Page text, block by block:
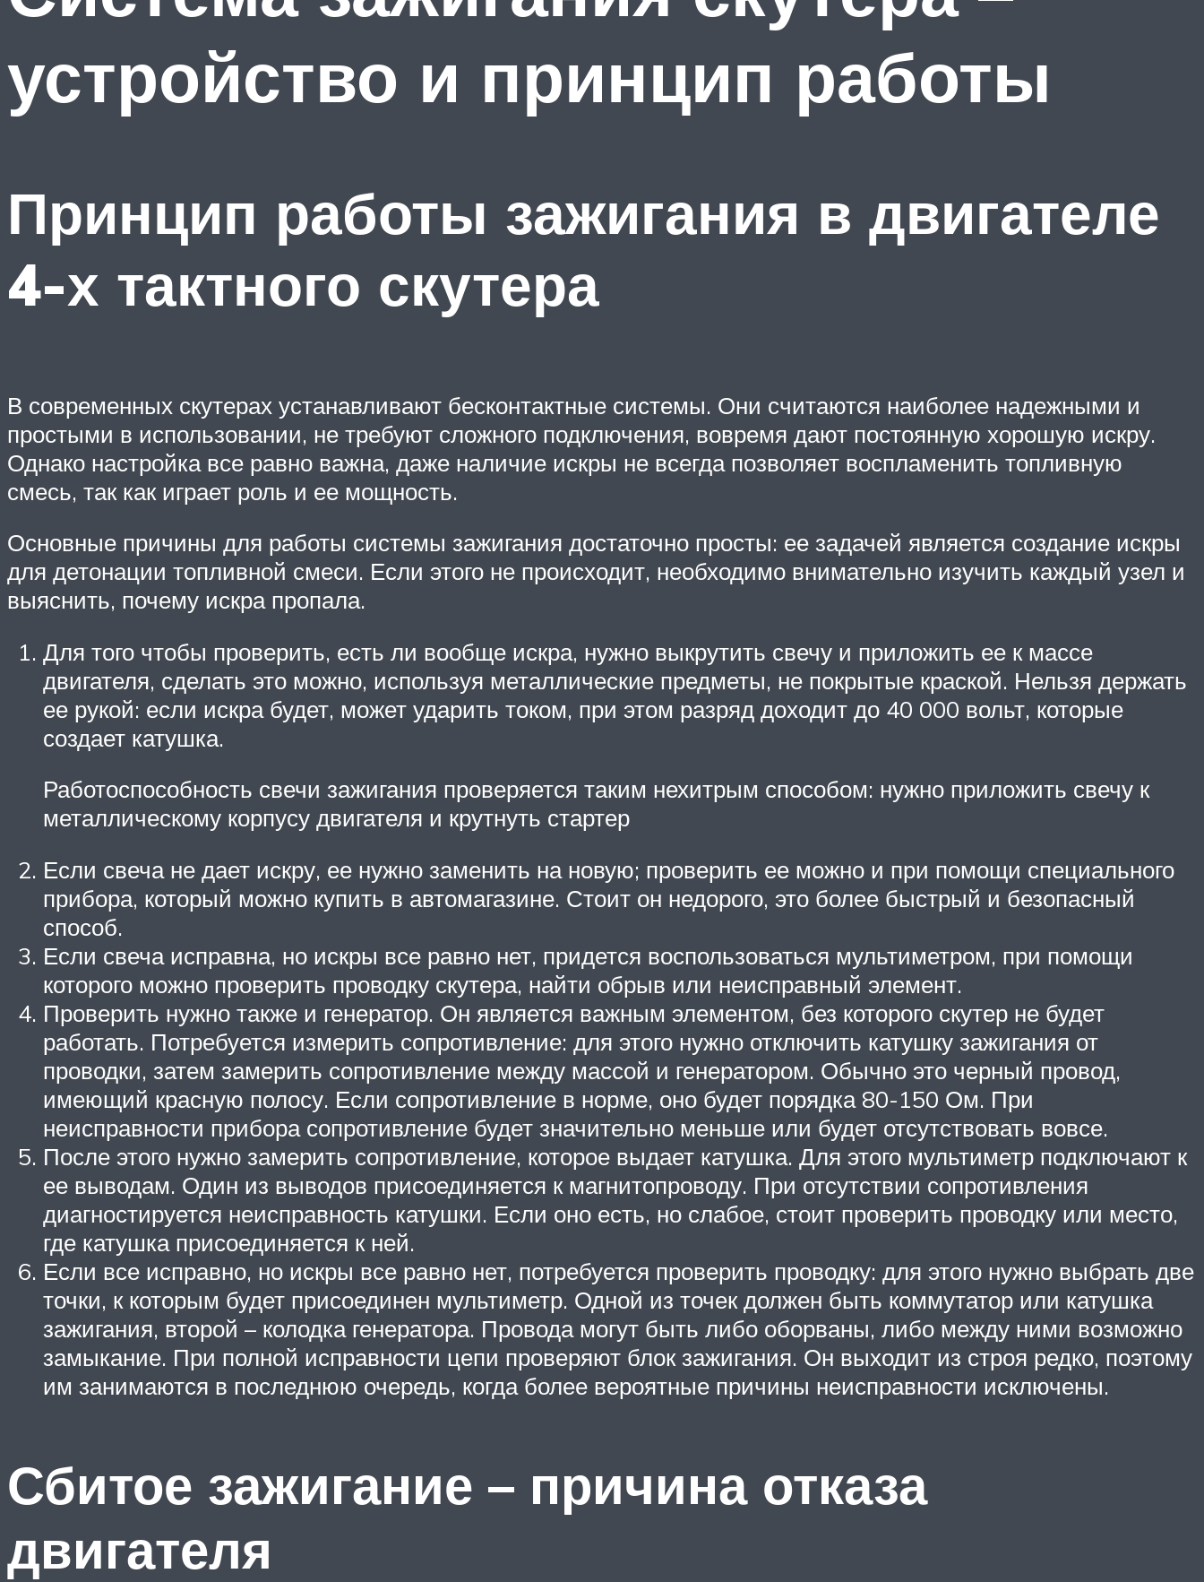
устройство и принцип работы
Принцип работы зажигания в двигателе
4-х тактного скутера
В современных скутерах устанавливают бесконтактные системы. Они считаются наиболее надежными и
простыми в использовании, не требуют сложного подключения, вовремя дают постоянную хорошую искру.
Однако настройка все равно важна, даже наличие искры не всегда позволяет воспламенить топливную
смесь, так как играет роль и ее мощность.
Основные причины для работы системы зажигания достаточно просты: ее задачей является создание искры
для детонации топливной смеси. Если этого не происходит, необходимо внимательно изучить каждый узел и
выяснить, почему искра пропала.
Для того чтобы проверить, есть ли вообще искра, нужно выкрутить свечу и приложить ее к массе
двигателя, сделать это можно, используя металлические предметы, не покрытые краской. Нельзя держать
ее рукой: если искра будет, может ударить током, при этом разряд доходит до 40 000 вольт, которые
создает катушка.
Работоспособность свечи зажигания проверяется таким нехитрым способом: нужно приложить свечу к
металлическому корпусу двигателя и крутнуть стартер
Если свеча не дает искру, ее нужно заменить на новую; проверить ее можно и при помощи специального
прибора, который можно купить в автомагазине. Стоит он недорого, это более быстрый и безопасный
способ.
Если свеча исправна, но искры все равно нет, придется воспользоваться мультиметром, при помощи
которого можно проверить проводку скутера, найти обрыв или неисправный элемент.
Проверить нужно также и генератор. Он является важным элементом, без которого скутер не будет
работать. Потребуется измерить сопротивление: для этого нужно отключить катушку зажигания от
проводки, затем замерить сопротивление между массой и генератором. Обычно это черный провод,
имеющий красную полосу. Если сопротивление в норме, оно будет порядка 80-150 Ом. При
неисправности прибора сопротивление будет значительно меньше или будет отсутствовать вовсе.
После этого нужно замерить сопротивление, которое выдает катушка. Для этого мультиметр подключают к
ее выводам. Один из выводов присоединяется к магнитопроводу. При отсутствии сопротивления
диагностируется неисправность катушки. Если оно есть, но слабое, стоит проверить проводку или место,
где катушка присоединяется к ней.
Если все исправно, но искры все равно нет, потребуется проверить проводку: для этого нужно выбрать две
точки, к которым будет присоединен мультиметр. Одной из точек должен быть коммутатор или катушка
зажигания, второй – колодка генератора. Провода могут быть либо оборваны, либо между ними возможно
замыкание. При полной исправности цепи проверяют блок зажигания. Он выходит из строя редко, поэтому
им занимаются в последнюю очередь, когда более вероятные причины неисправности исключены.
Сбитое зажигание – причина отказа
двигателя